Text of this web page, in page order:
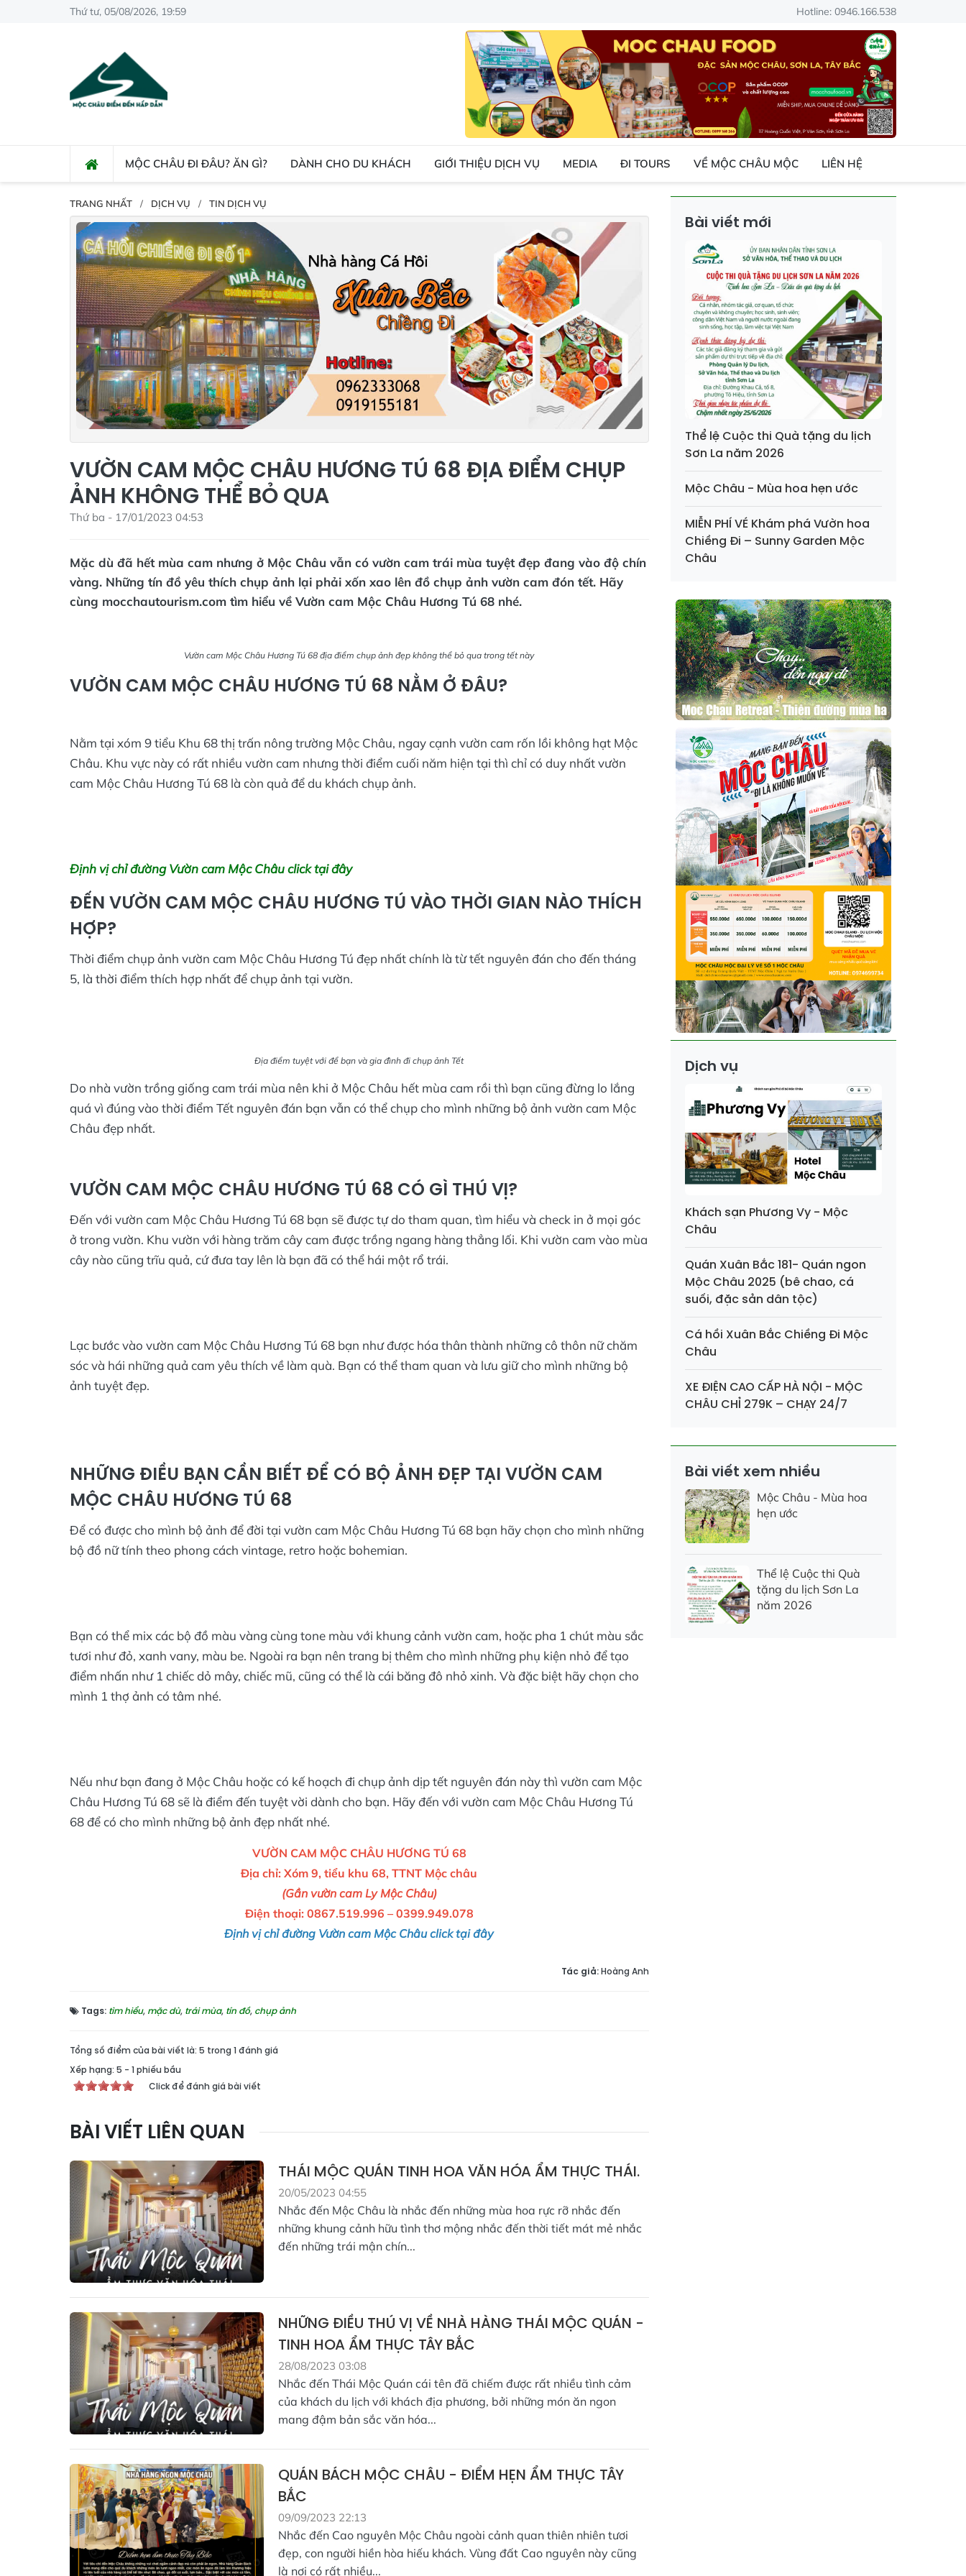
Thứ tư, 05/08/2026, 19:59 Hotline: 0946.166.538
MỘC CHÂU ĐI ĐÂU? ĂN GÌ? DÀNH CHO DU KHÁCH GIỚI THIỆU DỊCH VỤ MEDIA ĐI TOURS VỀ MỘC CHÂU MỘC LIÊN HỆ
TRANG NHẤT DỊCH VỤ TIN DỊCH VỤ
VƯỜN CAM MỘC CHÂU HƯƠNG TÚ 68 ĐỊA ĐIỂM CHỤP
ẢNH KHÔNG THỂ BỎ QUA
Thứ ba - 17/01/2023 04:53
Mặc dù đã hết mùa cam nhưng ở Mộc Châu vẫn có vườn cam trái mùa tuyệt đẹp đang vào độ chín
vàng. Những tín đồ yêu thích chụp ảnh lại phải xốn xao lên đồ chụp ảnh vườn cam đón tết. Hãy
cùng mocchautourism.com tìm hiểu về Vườn cam Mộc Châu Hương Tú 68 nhé.
Vườn cam Mộc Châu Hương Tú 68 địa điểm chụp ảnh đẹp không thể bỏ qua trong tết này
VƯỜN CAM MỘC CHÂU HƯƠNG TÚ 68 NẰM Ở ĐÂU?
Nằm tại xóm 9 tiểu Khu 68 thị trấn nông trường Mộc Châu, ngay cạnh vườn cam rốn lồi không hạt Mộc
Châu. Khu vực này có rất nhiều vườn cam nhưng thời điểm cuối năm hiện tại thì chỉ có duy nhất vườn
cam Mộc Châu Hương Tú 68 là còn quả để du khách chụp ảnh.
Định vị chỉ đường Vườn cam Mộc Châu click tại đây
ĐẾN VƯỜN CAM MỘC CHÂU HƯƠNG TÚ VÀO THỜI GIAN NÀO THÍCH
HỢP?
Thời điểm chụp ảnh vườn cam Mộc Châu Hương Tú đẹp nhất chính là từ tết nguyên đán cho đến tháng
5, là thời điểm thích hợp nhất để chụp ảnh tại vườn.
Địa điểm tuyệt với để bạn và gia đình đi chụp ảnh Tết
Do nhà vườn trồng giống cam trái mùa nên khi ở Mộc Châu hết mùa cam rồi thì bạn cũng đừng lo lắng
quá vì đúng vào thời điểm Tết nguyên đán bạn vẫn có thể chụp cho mình những bộ ảnh vườn cam Mộc
Châu đẹp nhất.
VƯỜN CAM MỘC CHÂU HƯƠNG TÚ 68 CÓ GÌ THÚ VỊ?
Đến với vườn cam Mộc Châu Hương Tú 68 bạn sẽ được tự do tham quan, tìm hiểu và check in ở mọi góc
ở trong vườn. Khu vườn với hàng trăm cây cam được trồng ngang hàng thẳng lối. Khi vườn cam vào mùa
cây nào cũng trĩu quả, cứ đưa tay lên là bạn đã có thể hái một rổ trái.
Lạc bước vào vườn cam Mộc Châu Hương Tú 68 bạn như được hóa thân thành những cô thôn nữ chăm
sóc và hái những quả cam yêu thích về làm quà. Bạn có thể tham quan và lưu giữ cho mình những bộ
ảnh tuyệt đẹp.
NHỮNG ĐIỀU BẠN CẦN BIẾT ĐỂ CÓ BỘ ẢNH ĐẸP TẠI VƯỜN CAM
MỘC CHÂU HƯƠNG TÚ 68
Để có được cho mình bộ ảnh để đời tại vườn cam Mộc Châu Hương Tú 68 bạn hãy chọn cho mình những
bộ đồ nữ tính theo phong cách vintage, retro hoặc bohemian.
Bạn có thể mix các bộ đồ màu vàng cùng tone màu với khung cảnh vườn cam, hoặc pha 1 chút màu sắc
tươi như đỏ, xanh vany, màu be. Ngoài ra bạn nên trang bị thêm cho mình những phụ kiện nhỏ để tạo
điểm nhấn như 1 chiếc dỏ mây, chiếc mũ, cũng có thể là cái băng đô nhỏ xinh. Và đặc biệt hãy chọn cho
mình 1 thợ ảnh có tâm nhé.
Nếu như bạn đang ở Mộc Châu hoặc có kế hoạch đi chụp ảnh dịp tết nguyên đán này thì vườn cam Mộc
Châu Hương Tú 68 sẽ là điểm đến tuyệt vời dành cho bạn. Hãy đến với vườn cam Mộc Châu Hương Tú
68 để có cho mình những bộ ảnh đẹp nhất nhé.
VƯỜN CAM MỘC CHÂU HƯƠNG TÚ 68
Địa chỉ: Xóm 9, tiểu khu 68, TTNT Mộc châu
(Gần vườn cam Ly Mộc Châu)
Điện thoại: 0867.519.996 – 0399.949.078
Định vị chỉ đường Vườn cam Mộc Châu click tại đây
Tác giả:Hoàng Anh
Tags: tìm hiểu, mặc dù, trái mùa, tín đồ, chụp ảnh
Tổng số điểm của bài viết là: 5 trong 1 đánh giá
Xếp hạng: 5 - 1 phiếu bầu
Click để đánh giá bài viết
BÀI VIẾT LIÊN QUAN
THÁI MỘC QUÁN TINH HOA VĂN HÓA ẨM THỰC THÁI.
20/05/2023 04:55
Nhắc đến Mộc Châu là nhắc đến những mùa hoa rực rỡ nhắc đến
những khung cảnh hữu tình thơ mộng nhắc đến thời tiết mát mẻ nhắc
đến những trái mận chín...
NHỮNG ĐIỀU THÚ VỊ VỀ NHÀ HÀNG THÁI MỘC QUÁN -
TINH HOA ẨM THỰC TÂY BẮC
28/08/2023 03:08
Nhắc đến Thái Mộc Quán cái tên đã chiếm được rất nhiều tình cảm
của khách du lịch với khách địa phương, bởi những món ăn ngon
mang đậm bản sắc văn hóa...
QUÁN BÁCH MỘC CHÂU - ĐIỂM HẸN ẨM THỰC TÂY
BẮC
09/09/2023 22:13
Nhắc đến Cao nguyên Mộc Châu ngoài cảnh quan thiên nhiên tươi
đẹp, con người hiền hòa hiếu khách. Vùng đất Cao nguyên này cũng
là nơi có rất nhiều...
Bài viết mới
Thể lệ Cuộc thi Quà tặng du lịch
Sơn La năm 2026
Mộc Châu - Mùa hoa hẹn ước
MIỄN PHÍ VÉ Khám phá Vườn hoa
Chiềng Đi – Sunny Garden Mộc
Châu
Dịch vụ
Khách sạn Phương Vy - Mộc
Châu
Quán Xuân Bắc 181- Quán ngon
Mộc Châu 2025 (bê chao, cá
suối, đặc sản dân tộc)
Cá hồi Xuân Bắc Chiềng Đi Mộc
Châu
XE ĐIỆN CAO CẤP HÀ NỘI - MỘC
CHÂU CHỈ 279K – CHẠY 24/7
Bài viết xem nhiều
Mộc Châu - Mùa hoa
hẹn ước
Thể lệ Cuộc thi Quà
tặng du lịch Sơn La
năm 2026